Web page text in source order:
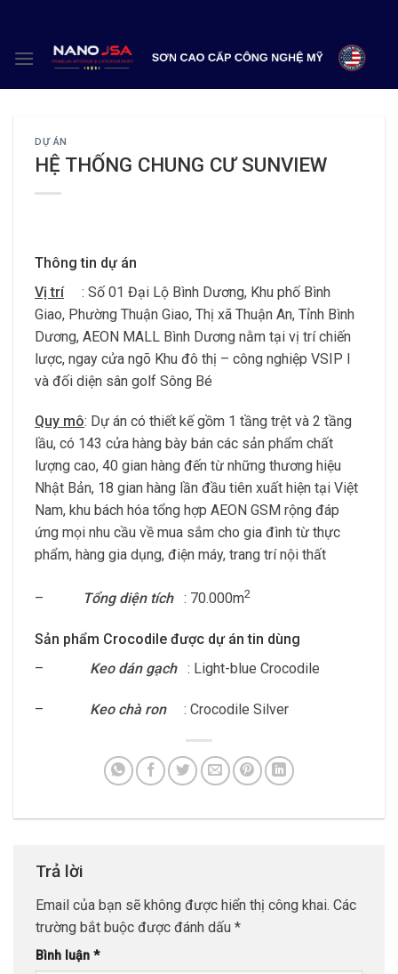
content
DỰ ÁN
HỆ THỐNG CHUNG CƯ SUNVIEW
Thông tin dự án
Vị trí
: Số 01 Đại Lộ Bình Dương, Khu phố Bình
Giao, Phường Thuận Giao, Thị xã Thuận An, Tỉnh Bình
Dương, AEON MALL Bình Dương nằm tại vị trí chiến
lược, ngay cửa ngõ Khu đô thị – công nghiệp VSIP I
và đối diện sân golf Sông Bé
Quy mô: Dự án có thiết kế gồm 1 tầng trệt và 2 tầng
lầu, có 143 cửa hàng bày bán các sản phẩm chất
lượng cao, 40 gian hàng đến từ những thương hiệu
Nhật Bản, 18 gian hàng lần đầu tiên xuất hiện tại Việt
Nam, khu bách hóa tổng hợp AEON GSM rộng đáp
ứng mọi nhu cầu về mua sắm cho gia đình từ thực
phẩm, hàng gia dụng, điện máy, trang trí nội thất
– Tổng diện tích : 70.000m2
Sản phẩm Crocodile được dự án tin dùng
– Keo dán gạch : Light-blue Crocodile
– Keo chà ron : Crocodile Silver
Trả lời
Email của bạn sẽ không được hiển thị công khai. Các
trường bắt buộc được đánh dấu *
Bình luận *